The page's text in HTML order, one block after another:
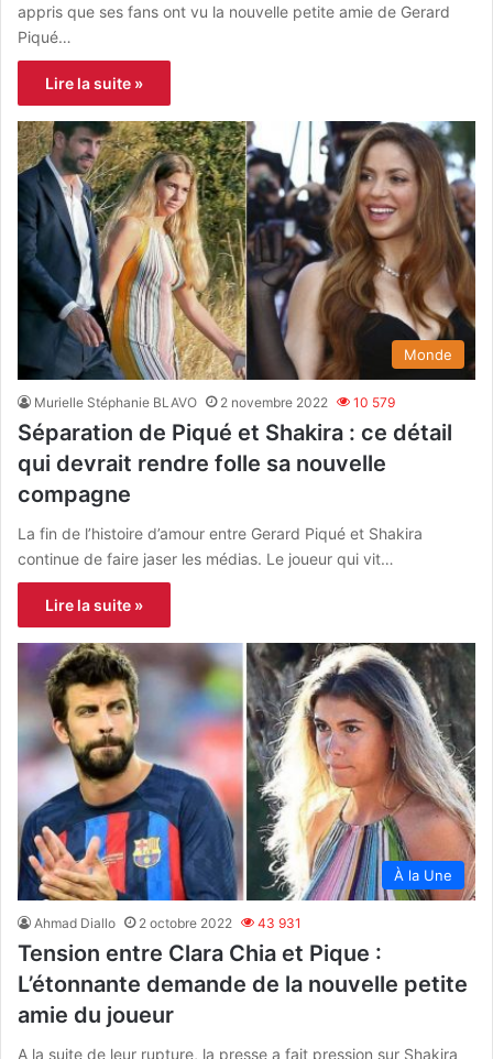
appris que ses fans ont vu la nouvelle petite amie de Gerard
Piqué…
Lire la suite »
Monde
Murielle Stéphanie BLAVO 2 novembre 2022 10 579
Séparation de Piqué et Shakira : ce détail
qui devrait rendre folle sa nouvelle
compagne
La fin de l’histoire d’amour entre Gerard Piqué et Shakira
continue de faire jaser les médias. Le joueur qui vit…
Lire la suite »
À la Une
Ahmad Diallo 2 octobre 2022 43 931
Tension entre Clara Chia et Pique :
L’étonnante demande de la nouvelle petite
amie du joueur
A la suite de leur rupture, la presse a fait pression sur Shakira